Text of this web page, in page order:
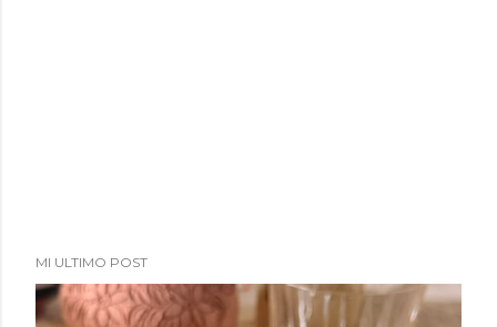
MI ULTIMO POST